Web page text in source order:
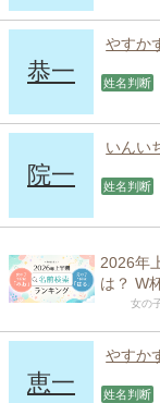
恭一
やすか
姓名判断
院一
いんい
姓名判断
2026年
は？ W
女の
恵一
やすか
姓名判断